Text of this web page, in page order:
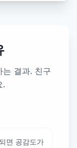
결과. 친구
.
면 공감도가